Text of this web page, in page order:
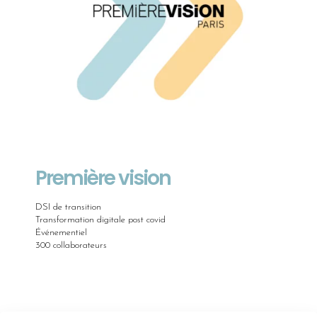
Première vision
DSI de transition
Transformation digitale post covid
Événementiel
300 collaborateurs